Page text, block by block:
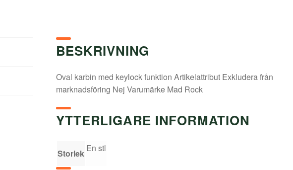
BESKRIVNING
Oval karbin med keylock funktion Artikelattribut Exkludera från
marknadsföring Nej Varumärke Mad Rock
YTTERLIGARE INFORMATION
Storlek En stl